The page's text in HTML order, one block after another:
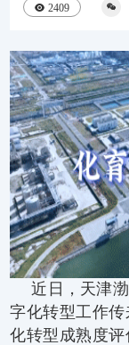
2409
近日，天津
字化转型工作
化转型成熟度